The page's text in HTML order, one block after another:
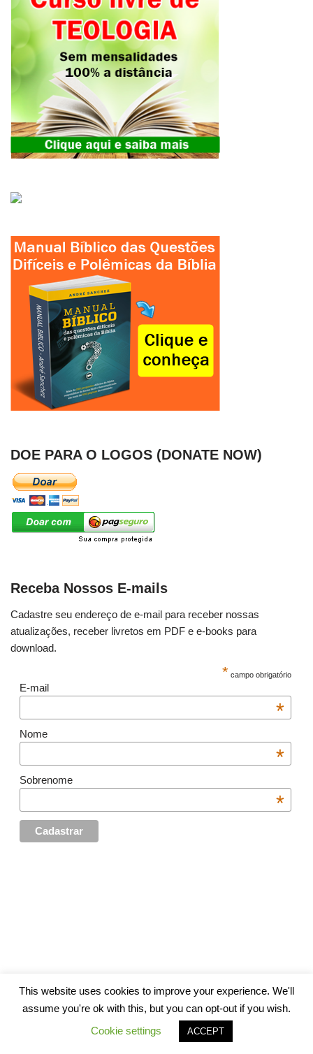
DOE PARA O LOGOS (DONATE NOW)
Receba Nossos E-mails
Cadastre seu endereço de e-mail para receber nossas
atualizações, receber livretos em PDF e e-books para
download.
* campo obrigatório
E-mail
*
Nome
*
Sobrenome
*
This website uses cookies to improve your experience. We'll
assume you're ok with this, but you can opt-out if you wish.
Cookie settings
ACCEPT